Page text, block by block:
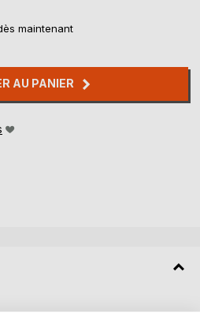
maintenant
AU PANIER